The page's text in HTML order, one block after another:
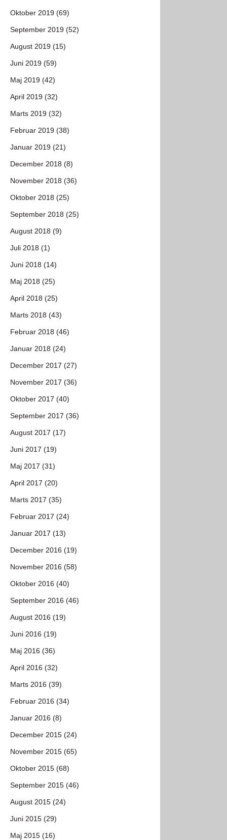
Oktober 2019 (69)
September 2019 (52)
August 2019 (15)
Juni 2019 (59)
Maj 2019 (42)
April 2019 (32)
Marts 2019 (32)
Februar 2019 (38)
Januar 2019 (21)
December 2018 (8)
November 2018 (36)
Oktober 2018 (25)
September 2018 (25)
August 2018 (9)
Juli 2018 (1)
Juni 2018 (14)
Maj 2018 (25)
April 2018 (25)
Marts 2018 (43)
Februar 2018 (46)
Januar 2018 (24)
December 2017 (27)
November 2017 (36)
Oktober 2017 (40)
September 2017 (36)
August 2017 (17)
Juni 2017 (19)
Maj 2017 (31)
April 2017 (20)
Marts 2017 (35)
Februar 2017 (24)
Januar 2017 (13)
December 2016 (19)
November 2016 (58)
Oktober 2016 (40)
September 2016 (46)
August 2016 (19)
Juni 2016 (19)
Maj 2016 (36)
April 2016 (32)
Marts 2016 (39)
Februar 2016 (34)
Januar 2016 (8)
December 2015 (24)
November 2015 (65)
Oktober 2015 (68)
September 2015 (46)
August 2015 (24)
Juni 2015 (29)
Maj 2015 (16)